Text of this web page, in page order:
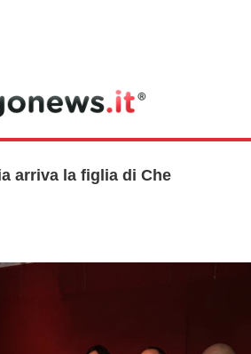
arriva la figlia di Che